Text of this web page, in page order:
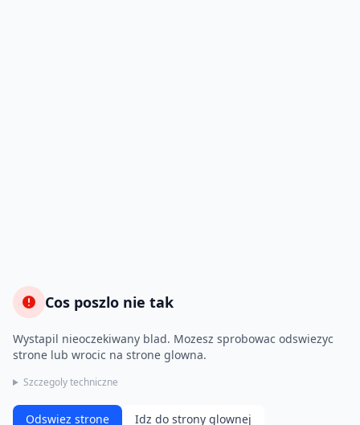
Cos poszlo nie tak
Wystapil nieoczekiwany blad. Mozesz sprobowac odswiezyc
strone lub wrocic na strone glowna.
Szczegoly techniczne
Odswiez strone Idz do strony glownej